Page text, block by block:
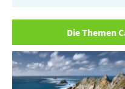
Die Themen